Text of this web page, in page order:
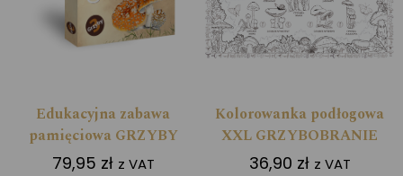
Edukacyjna zabawa
pamięciowa GRZYBY
79,95 zł z VAT
Kolorowanka podłogowa
XXL GRZYBOBRANIE
36,90 zł z VAT